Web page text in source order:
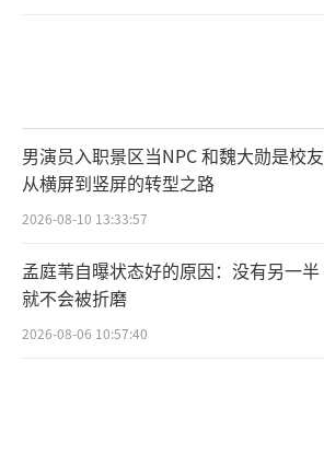
男演员入职景区当NPC 和魏大勋是校友
从横屏到竖屏的转型之路
2026-08-10 13:33:57
孟庭苇自曝状态好的原因：没有另一半
就不会被折磨
2026-08-06 10:57:40